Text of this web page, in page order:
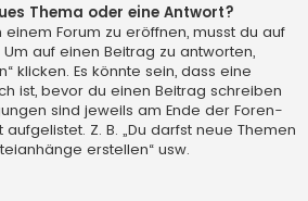
Thema oder eine Antwort?
Forum zu eröffnen, musst du auf
Um auf einen Beitrag zu antworten,
klicken. Es könnte sein, dass eine
ist, bevor du einen Beitrag schreiben
sind jeweils am Ende der Foren-
Z. B. „Du darfst neue Themen
erstellen“ usw.